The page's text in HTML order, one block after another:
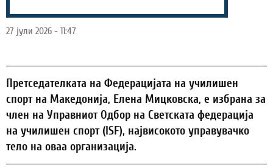
27 јули 2026 - 11:47
Претседателката на Федерацијата на училишен
спорт на Македонија, Елена Мицковска, е избрана за
член на Управниот Одбор на Светската федерација
на училишен спорт (ISF), највисокото управувачко
тело на оваа организација.